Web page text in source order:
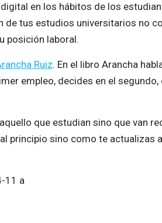
en los hábitos de los
de tus estudios universitarios no
posición laboral.
Ruiz. En el libro Arancha
empleo, decides en el
que estudian sino que van
principio sino como te actualizas